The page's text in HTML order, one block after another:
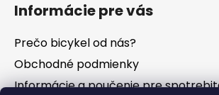
Informácie pre vás
Prečo bicykel od nás?
Obchodné podmienky
Informácie a poučenie pre